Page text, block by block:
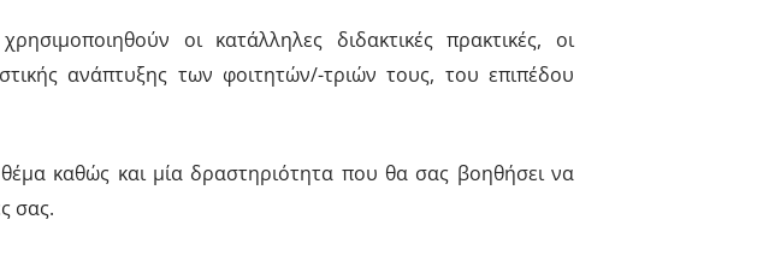
οι κατάλληλες διδακτικές πρακτικές, οι
ανάπτυξης των φοιτητών/-τριών τους, του επιπέδου
καθώς και μία δραστηριότητα που θα σας βοηθήσει να
σας.